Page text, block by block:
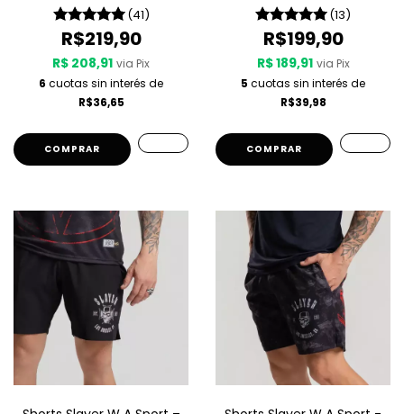
(41)
R$219,90
R$ 208,91 via Pix
6 cuotas sin interés de
R$36,65
COMPRAR
(13)
R$199,90
R$ 189,91 via Pix
5 cuotas sin interés de
R$39,98
COMPRAR